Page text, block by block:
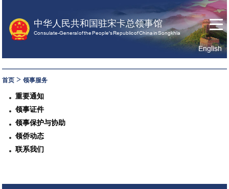
中华人民共和国驻宋卡总领事馆
Consulate-General of the People's Republic of China in Songkhla
English
首页 >领事服务
重要通知
领事证件
领事保护与协助
领侨动态
联系我们